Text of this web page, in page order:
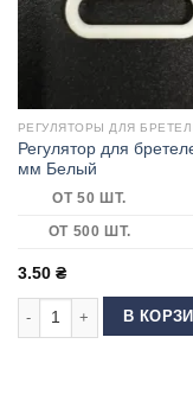
РЕГУЛЯТОРЫ ДЛЯ
Регулятор для
мм Белый
ОТ 50 ШТ.
ОТ 500 ШТ.
3.50 ₴
Количество товара
В